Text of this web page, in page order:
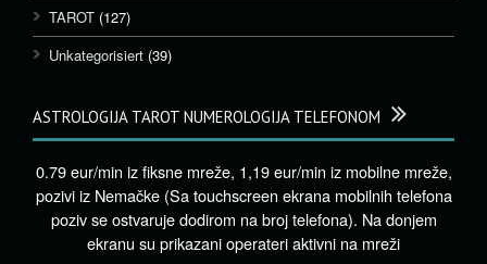
TAROT (127)
Unkategorisiert (39)
ASTROLOGIJA TAROT NUMEROLOGIJA TELEFONOM
0.79 eur/min iz fiksne mreže, 1,19 eur/min iz mobilne mreže,
pozivi iz Nemačke (Sa touchscreen ekrana mobilnih telefona
poziv se ostvaruje dodirom na broj telefona). Na donjem
ekranu su prikazani operateri aktivni na mreži